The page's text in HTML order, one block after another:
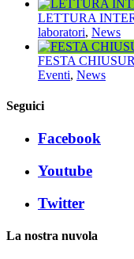
LETTURA
laboratori, News
FESTA
Eventi, News
Seguici
Facebook
Youtube
Twitter
La nostra nuvola